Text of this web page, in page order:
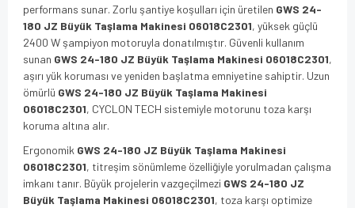
performans sunar. Zorlu şantiye koşulları için üretilen GWS 24-
180 JZ Büyük Taşlama Makinesi 06018C2301, yüksek güçlü
2400 W şampiyon motoruyla donatılmıştır. Güvenli kullanım
sunan GWS 24-180 JZ Büyük Taşlama Makinesi 06018C2301,
aşırı yük koruması ve yeniden başlatma emniyetine sahiptir. Uzun
ömürlü GWS 24-180 JZ Büyük Taşlama Makinesi
06018C2301, CYCLON TECH sistemiyle motorunu toza karşı
koruma altına alır.
Ergonomik GWS 24-180 JZ Büyük Taşlama Makinesi
06018C2301, titreşim sönümleme özelliğiyle yorulmadan çalışma
imkanı tanır. Büyük projelerin vazgeçilmezi GWS 24-180 JZ
Büyük Taşlama Makinesi 06018C2301, toza karşı optimize